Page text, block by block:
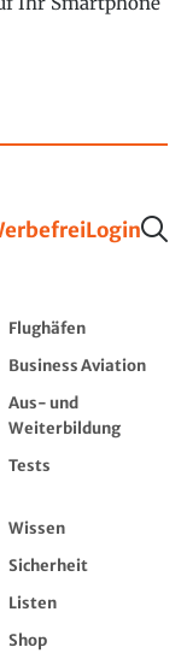
Login
Flughäfen
Business Aviation
Aus- und
Weiterbildung
Tests
Wissen
Sicherheit
Listen
Shop